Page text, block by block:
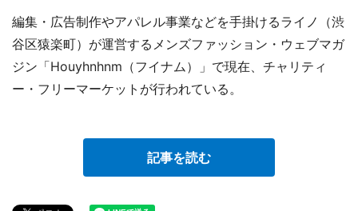
編集・広告制作やアパレル事業などを手掛けるライノ（渋
谷区猿楽町）が運営するメンズファッション・ウェブマガ
ジン「Houyhnhnm（フイナム）」で現在、チャリティ
ー・フリーマーケットが行われている。
記事を読む